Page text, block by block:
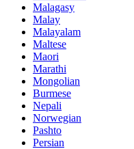
Malagasy
Malay
Malayalam
Maltese
Maori
Marathi
Mongolian
Burmese
Nepali
Norwegian
Pashto
Persian